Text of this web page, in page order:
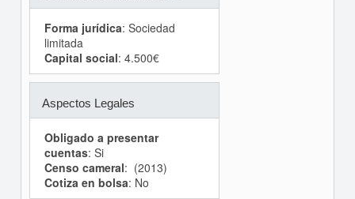
Forma jurídica: Sociedad
limitada
Capital social: 4.500€
Aspectos Legales
Obligado a presentar
cuentas: Si
Censo cameral: (2013)
Cotiza en bolsa: No